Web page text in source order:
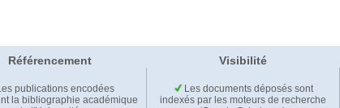
Référencement Visibilité
publications encodées
la bibliographie académique
Les documents déposés sont
indexés par les moteurs de recherche